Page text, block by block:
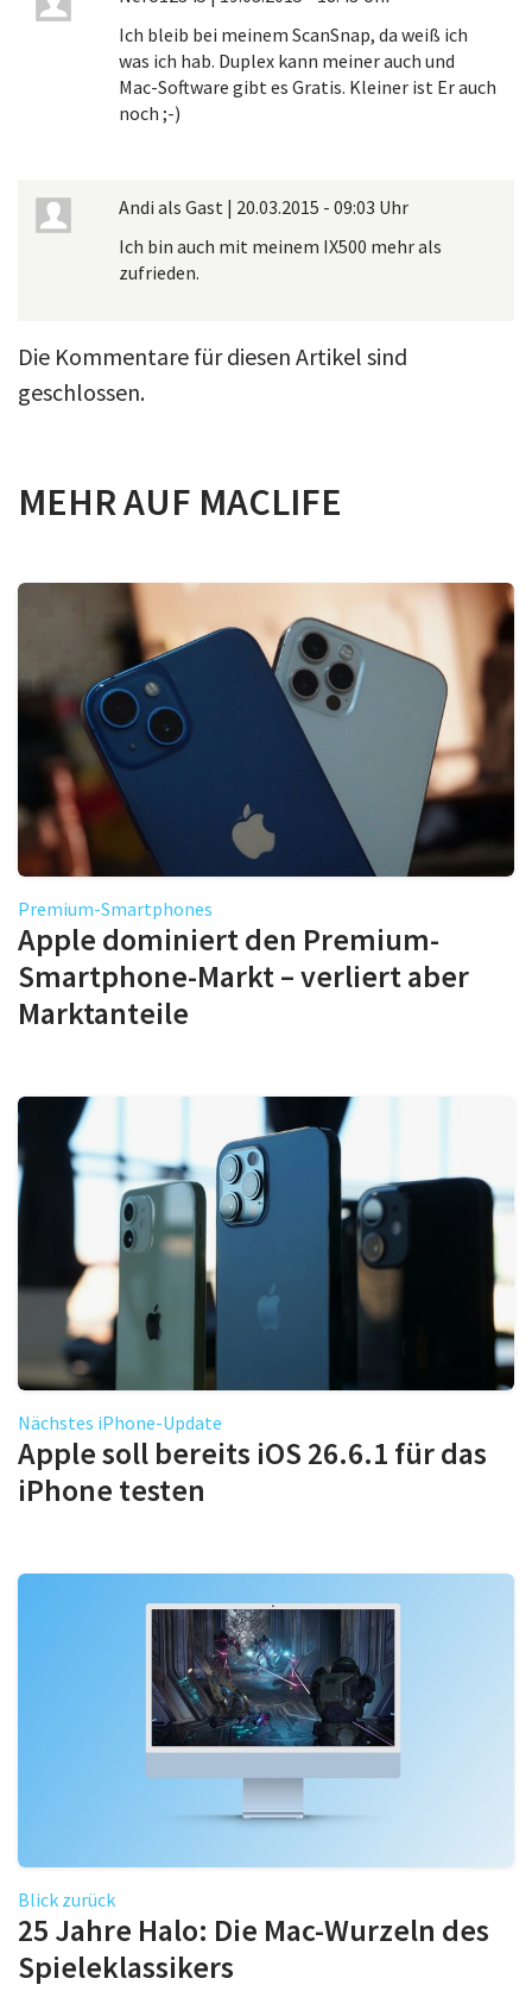
Ich bleib bei meinem ScanSnap, da weiß ich
was ich hab. Duplex kann meiner auch und
Mac-Software gibt es Gratis. Kleiner ist Er auch
noch ;-)
Andi als Gast | 20.03.2015 - 09:03 Uhr
Ich bin auch mit meinem IX500 mehr als
zufrieden.
Die Kommentare für diesen Artikel sind
geschlossen.
MEHR AUF MACLIFE
Premium-Smartphones
Apple dominiert den Premium-
Smartphone-Markt – verliert aber
Marktanteile
Nächstes iPhone-Update
Apple soll bereits iOS 26.6.1 für das
iPhone testen
Blick zurück
25 Jahre Halo: Die Mac-Wurzeln des
Spieleklassikers